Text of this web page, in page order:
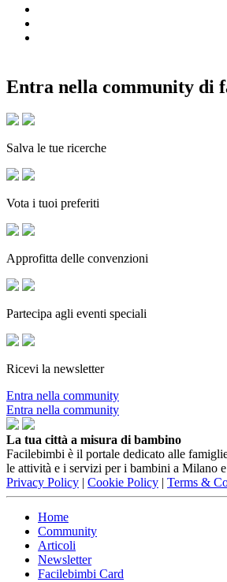
Entra nella community di
Salva le tue ricerche
Vota i tuoi preferiti
Approfitta delle convenzioni
Partecipa agli eventi speciali
Ricevi la newsletter
Entra nella community
Entra nella community
La tua città a misura di bambino
Facilebimbi è il portale dedicato alle
le attività e i servizi per i bambini a Milano
Privacy Policy
Cookie Policy Terms &
Home
Community
Articoli
Newsletter
Facilebimbi Card